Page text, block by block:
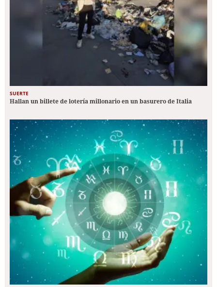
SUERTE
Hallan un billete de lotería millonario en un basurero de Italia